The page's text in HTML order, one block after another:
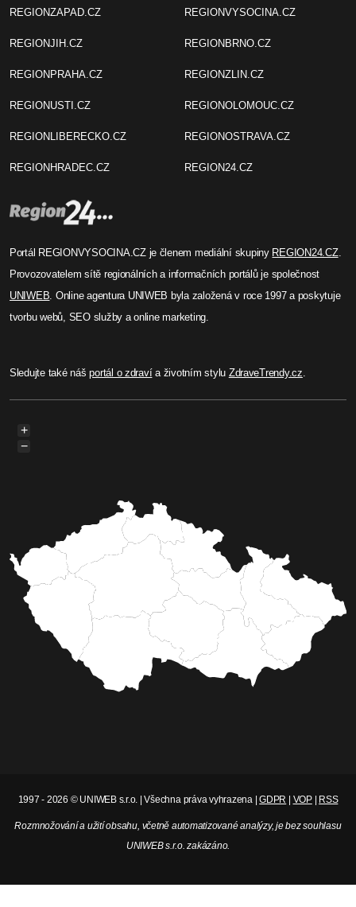
Michaela Prokopová
Haškův památník v Lipnici září
novotou: Švejkův rukopis a
autentické pokoje